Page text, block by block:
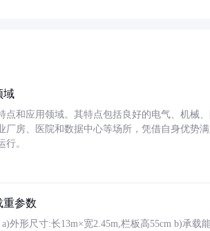
域
点和应用领域。其特点包括良好的电气、机械
厂房、医院和数据中心等场所，凭借自身优势
。
重参数
外形尺寸:长13m×宽2.45m,栏板高55cm b)承载